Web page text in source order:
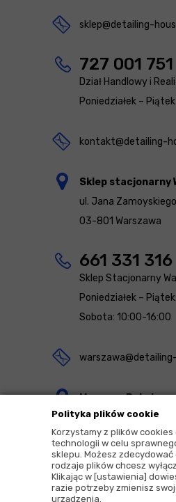
Polityka plików cookie
Korzystamy z plików cookies
technologii w celu
sklepu. Możesz zdecydować
rodzaje plików chcesz
Klikając w [ustawienia]
razie potrzeby zmienisz
urządzenia.
sklep@detailing-
727 001 751
Dział Handlowy i
Poniedziałek –
kontakt@detailing-
Sklep stacjonarny
ul. Jana
03-801 Warszawa
661 331 316
Sklep Stacjonarny
Poniedziałek –
Sobota: 10:00-16:00
Magazyn Rekcin
Nomos Sp. z o.o. sp.k.
ul. Agrestowa 1
83-010 Rekcin